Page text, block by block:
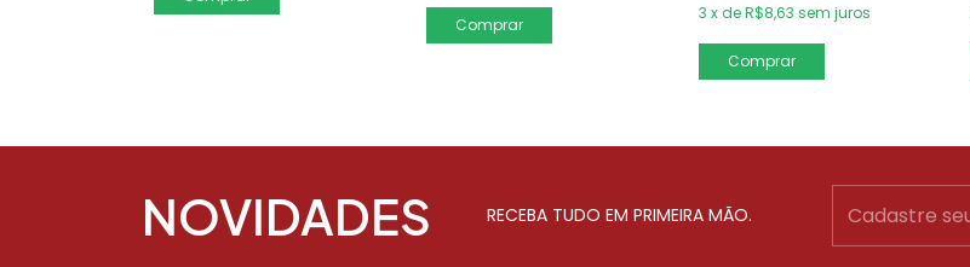
3 xdeR$8,63 sem juros
Comprar
NOVIDADES RECEBA TUDO EM PRIMEIRA MÃO.